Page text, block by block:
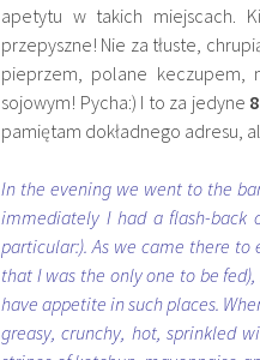
apetytu w takich miejscach.
przepyszne! Nie za tłuste,
pieprzem, polane keczupem,
sojowym! Pycha:) I to za jedyne
pamiętam dokładnego adresu,
In the evening we went to the
immediately I had a flash-back
particular:). As we came there
that I was the only one to be
have appetite in such places.
greasy, crunchy, hot, sprinkled